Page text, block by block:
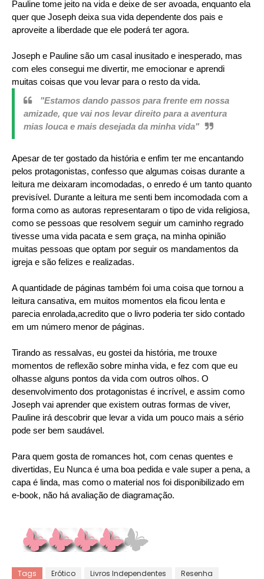
Pauline tome jeito na vida e deixe de ser avoada, enquanto ela
quer que Joseph deixa sua vida dependente dos pais e
aproveite a liberdade que ele poderá ter agora.
Joseph e Pauline são um casal inusitado e inesperado, mas
com eles consegui me divertir, me emocionar e aprendi
muitas coisas que vou levar para o resto da vida.
"Estamos dando passos para frente em nossa
amizade, que vai nos levar direito para a aventura
mias louca e mais desejada da minha vida"
Apesar de ter gostado da história e enfim ter me encantando
pelos protagonistas, confesso que algumas coisas durante a
leitura me deixaram incomodadas, o enredo é um tanto quanto
previsível. Durante a leitura me senti bem incomodada com a
forma como as autoras representaram o tipo de vida religiosa,
como se pessoas que resolvem seguir um caminho regrado
tivesse uma vida pacata e sem graça, na minha opinião
muitas pessoas que optam por seguir os mandamentos da
igreja e são felizes e realizadas.
A quantidade de páginas também foi uma coisa que tornou a
leitura cansativa, em muitos momentos ela ficou lenta e
parecia enrolada,acredito que o livro poderia ter sido contado
em um número menor de páginas.
Tirando as ressalvas, eu gostei da história, me trouxe
momentos de reflexão sobre minha vida, e fez com que eu
olhasse alguns pontos da vida com outros olhos. O
desenvolvimento dos protagonistas é incrível, e assim como
Joseph vai aprender que existem outras formas de viver,
Pauline irá descobrir que levar a vida um pouco mais a sério
pode ser bem saudável.
Para quem gosta de romances hot, com cenas quentes e
divertidas, Eu Nunca é uma boa pedida e vale super a pena, a
capa é linda, mas como o material nos foi disponibilizado em
e-book, não há avaliação de diagramação.
Tags Erótico Livros Independentes
Resenha